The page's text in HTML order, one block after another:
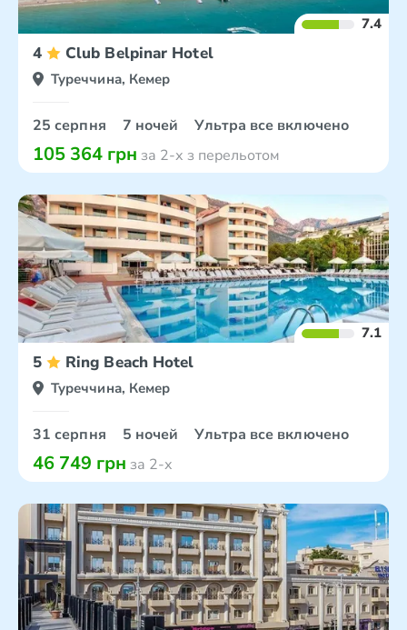
7.4
4 Club Belpinar Hotel
Туреччина, Кемер
25 серпня 7 ночей Ультра все включено
105 364 грн за 2-х з перельотом
7.1
5 Ring Beach Hotel
Туреччина, Кемер
31 серпня 5 ночей Ультра все включено
46 749 грн за 2-х